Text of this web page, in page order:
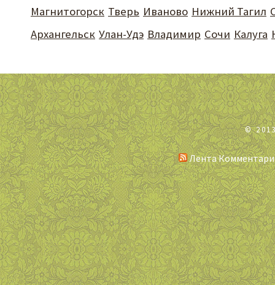
Магнитогорск Тверь Иваново Нижний Тагил
Архангельск Улан-Удэ Владимир Сочи Калуга
©
Лента